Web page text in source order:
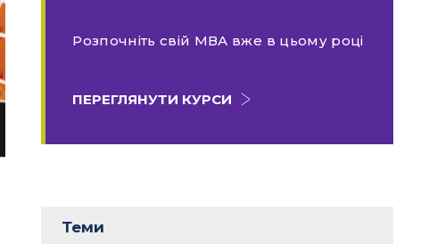
Розпочніть свій МВА вже в цьому році
ПЕРЕГЛЯНУТИ КУРСИ
Теми